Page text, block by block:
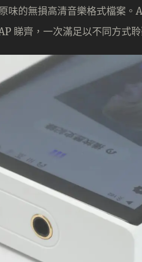
味的無損高清音樂格式檔案。
睇齊，一次滿足以不同方式